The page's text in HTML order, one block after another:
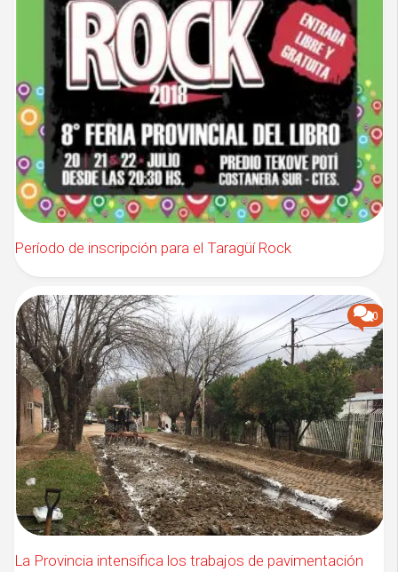
Período de inscripción para el Taragüí Rock
0
La Provincia intensifica los trabajos de pavimentación